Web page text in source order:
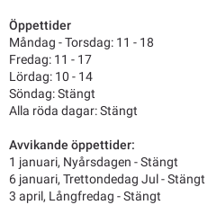
Öppettider
Måndag - Torsdag: 11 - 18
Fredag: 11 - 17
Lördag: 10 - 14
Söndag: Stängt
Alla röda dagar: Stängt
Avvikande öppettider:
1 januari, Nyårsdagen - Stängt
6 januari, Trettondedag Jul - Stängt
3 april, Långfredag - Stängt